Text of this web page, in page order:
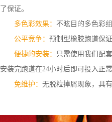
了保证。
多色彩效果： 不眩目的多色彩
公平竞争： 预制型橡胶跑道保
便捷的安装：
只需使用我们配
安装完跑道在24小时后即可投入正常
免维护： 无脱粒掉屑现象，具